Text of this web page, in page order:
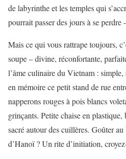
de labyrinthe et les temples qui
pourrait passer des jours à se perdre
Mais ce qui vous rattrape toujours,
soupe – divine, réconfortante,
l’âme culinaire du Vietnam : simple,
en mémoire ce petit stand de rue
napperons rouges à pois blancs
grinçants. Petite chaise en
sacré autour des cuillères. Goûter
d’Hanoï ? Un rite d’initiation,